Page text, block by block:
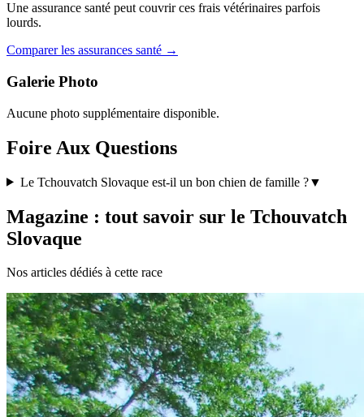
Une assurance santé peut couvrir ces frais vétérinaires parfois
lourds.
Comparer les assurances santé →
Galerie Photo
Aucune photo supplémentaire disponible.
Foire Aux Questions
Le Tchouvatch Slovaque est-il un bon chien de famille ?▼
Magazine : tout savoir sur le Tchouvatch
Slovaque
Nos articles dédiés à cette race